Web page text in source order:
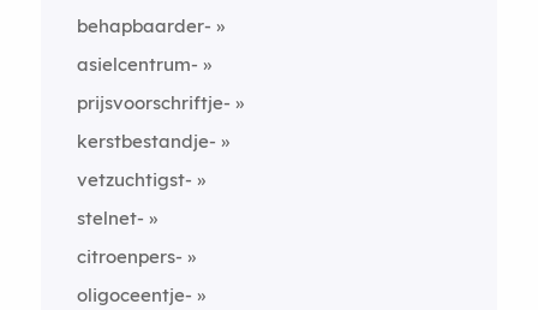
behapbaarder-
asielcentrum-
prijsvoorschriftje-
kerstbestandje-
vetzuchtigst-
stelnet-
citroenpers-
oligoceentje-